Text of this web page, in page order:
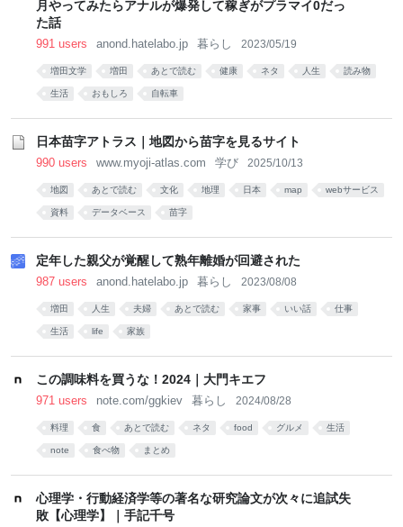
月やってみたらアナルが爆発して稼ぎがプラマイ0だっ
た話
991 users anond.hatelabo.jp 暮らし 2023/05/19
増田文学 増田 あとで読む 健康 ネタ 人生 読み物
生活 おもしろ 自転車
日本苗字アトラス｜地図から苗字を見るサイト
990 users www.myoji-atlas.com 学び 2025/10/13
地図 あとで読む 文化 地理 日本 map webサービス
資料 データベース 苗字
定年した親父が覚醒して熟年離婚が回避された
987 users anond.hatelabo.jp 暮らし 2023/08/08
増田 人生 夫婦 あとで読む 家事 いい話 仕事
生活 life 家族
この調味料を買うな！2024｜大門キエフ
971 users note.com/ggkiev 暮らし 2024/08/28
料理 食 あとで読む ネタ food グルメ 生活
note 食べ物 まとめ
心理学・行動経済学等の著名な研究論文が次々に追試失
敗【心理学】｜手記千号